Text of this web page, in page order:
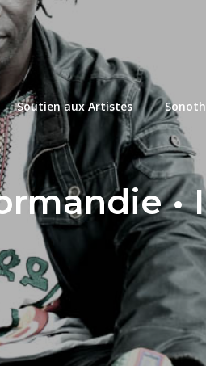
Soutien aux Artistes
•